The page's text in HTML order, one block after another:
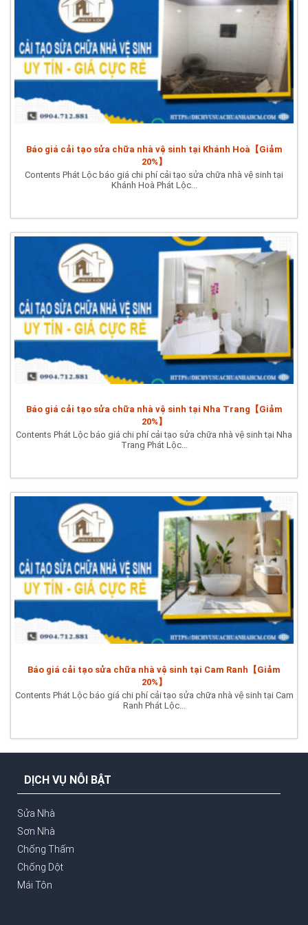
Báo giá cải tạo sửa chữa nhà vệ sinh tại Khánh Hoà【Giảm
20%】
Contents Phát Lộc báo giá chi phí cải tạo sửa chữa nhà vệ sinh tại
Khánh Hoà Phát Lộc...
Báo giá cải tạo sửa chữa nhà vệ sinh tại Nha Trang【Giảm
20%】
Contents Phát Lộc báo giá chi phí cải tạo sửa chữa nhà vệ sinh tại Nha
Trang Phát Lộc...
Báo giá cải tạo sửa chữa nhà vệ sinh tại Cam Ranh【Giảm
20%】
Contents Phát Lộc báo giá chi phí cải tạo sửa chữa nhà vệ sinh tại Cam
Ranh Phát Lộc...
DỊCH VỤ NỖI BẬT
Sửa Nhà
Sơn Nhà
Chống Thấm
Chống Dột
Mái Tôn